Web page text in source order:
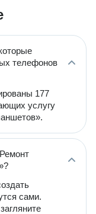
телефонов
177
услугу
сами.